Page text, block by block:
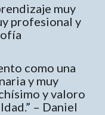
muy
profesional y
como una
y muy
y valoro
– Daniel